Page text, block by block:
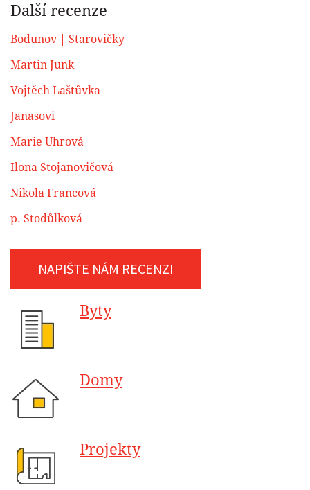
Další recenze
Bodunov | Starovičky
Martin Junk
Vojtěch Laštůvka
Janasovi
Marie Uhrová
Ilona Stojanovičová
Nikola Francová
p. Stodůlková
NAPIŠTE NÁM RECENZI
Byty
Domy
Projekty